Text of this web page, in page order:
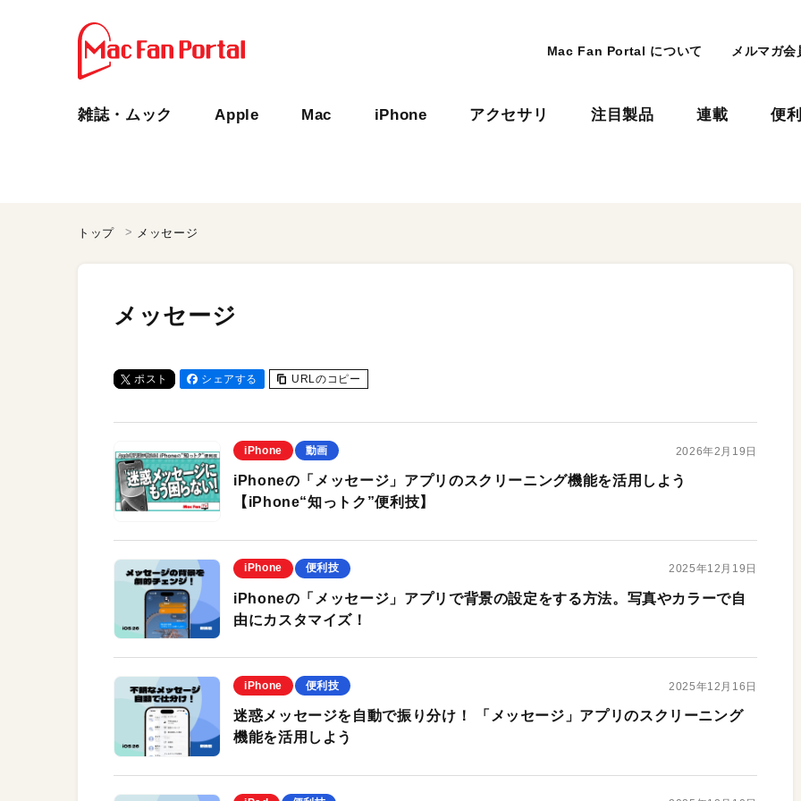
Mac Fan Portal について メルマガ会
雑誌・ムック Apple Mac iPhone アクセサリ 注目製品 連載 便
トップ メッセージ
メッセージ
ポスト シェアする URLのコピー
iPhone 動画 2026年2月19日
iPhoneの「メッセージ」アプリのスクリーニング機能を活用しよう
【iPhone“知っトク”便利技】
iPhone 便利技 2025年12月19日
iPhoneの「メッセージ」アプリで背景の設定をする方法。写真やカラーで自
由にカスタマイズ！
iPhone 便利技 2025年12月16日
迷惑メッセージを自動で振り分け！ 「メッセージ」アプリのスクリーニング
機能を活用しよう